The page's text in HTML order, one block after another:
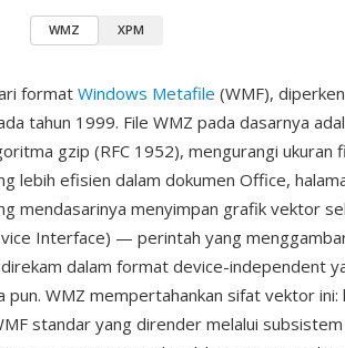
WMZ XPM
formatWindows Metafile (WMF),
tahun 1999. File WMZ pada dasarnya
gzip (RFC 1952), mengurangi ukuran
lebih efisien dalam dokumen Office,
mendasarinya menyimpan grafik vektor
Interface) — perintah yang
dalam format device-independent
WMZ mempertahankan sifat vektor ini:
standar yang dirender melalui